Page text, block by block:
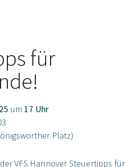
für
um 17 Uhr
Platz)
VFS Hannover Steuertipps für